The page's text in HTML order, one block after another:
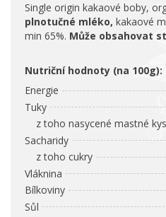
Single origin kakaové boby,
plnotučné mléko, kakaové
min 65%. Může obsahovat
Nutriční hodnoty (na 100g):
Energie
Tuky
z toho nasycené mastné
Sacharidy
z toho cukry
Vláknina
Bílkoviny
Sůl